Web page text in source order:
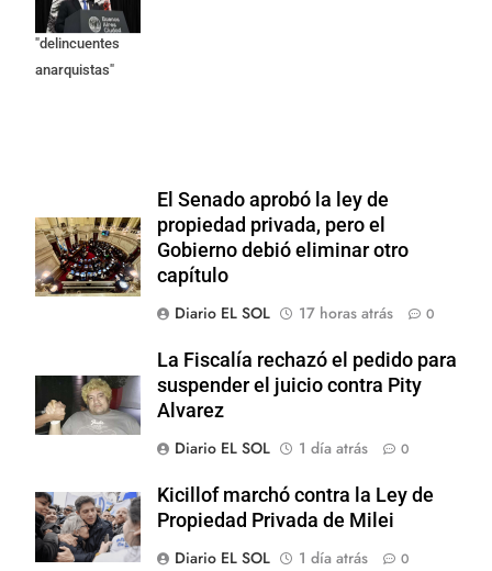
como
"delincuentes
anarquistas"
El Senado aprobó la ley de
propiedad privada, pero el
Gobierno debió eliminar otro
capítulo
Diario EL SOL
17 horas atrás 0
La Fiscalía rechazó el pedido para
suspender el juicio contra Pity
Alvarez
Diario EL SOL
1 día atrás 0
Kicillof marchó contra la Ley de
Propiedad Privada de Milei
Diario EL SOL
1 día atrás 0